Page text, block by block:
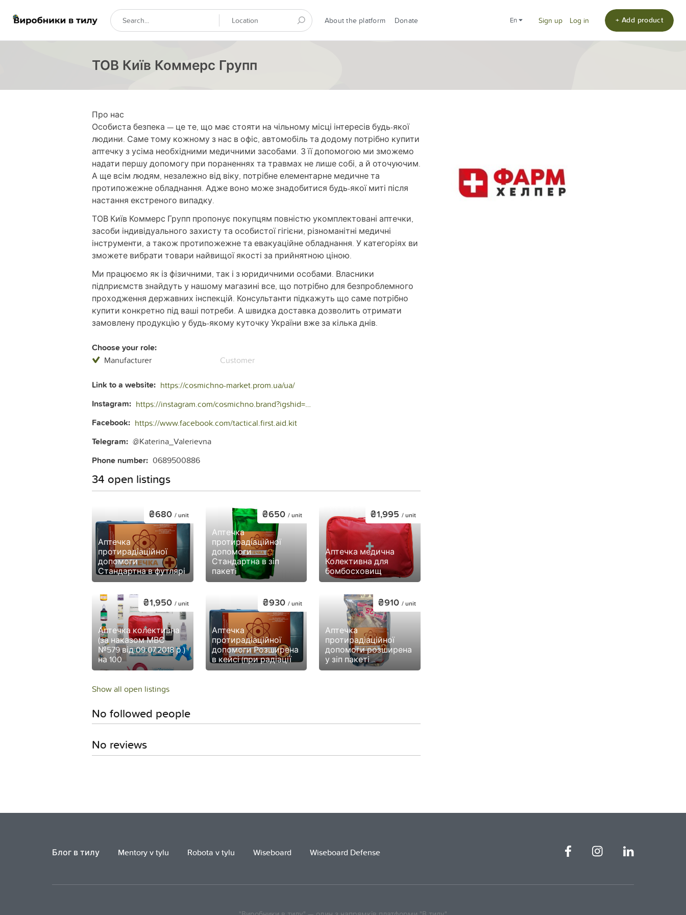
About the platform Donate en Sign up Log in + Add product
ТОВ Київ Коммерс Групп
Про нас
Особиста безпека — це те, що має стояти на чільному місці інтересів будь-якої
людини. Саме тому кожному з нас в офіс, автомобіль та додому потрібно купити
аптечку з усіма необхідними медичними засобами. З її допомогою ми зможемо
надати першу допомогу при пораненнях та травмах не лише собі, а й оточуючим.
А ще всім людям, незалежно від віку, потрібне елементарне медичне та
протипожежне обладнання. Адже воно може знадобитися будь-якої миті після
настання екстреного випадку.
ТОВ Київ Коммерс Групп пропонує покупцям повністю укомплектовані аптечки,
засоби індивідуального захисту та особистої гігієни, різноманітні медичні
інструменти, а також протипожежне та евакуаційне обладнання. У категоріях ви
зможете вибрати товари найвищої якості за прийнятною ціною.
Ми працюємо як із фізичними, так і з юридичними особами. Власники
підприємств знайдуть у нашому магазині все, що потрібно для безпроблемного
проходження державних інспекцій. Консультанти підкажуть що саме потрібно
купити конкретно під ваші потреби. А швидка доставка дозволить отримати
замовлену продукцію у будь-якому куточку України вже за кілька днів.
Choose your role:
Manufacturer Customer
Link to a website: https://cosmichno-market.prom.ua/ua/
Instagram: https://instagram.com/cosmichno.brand?igshid=NDRkN2NkYzU=
Facebook: https://www.facebook.com/tactical.first.aid.kit
Telegram: @Katerina_Valerievna
Phone number: 0689500886
34 open listings
Аптечка
протирадіаційної
допомоги
Стандартна в футлярі
₴680 / unit
Аптечка
протирадіаційної
допомоги
Стандартна в зіп
пакеті
₴650/ unit
Аптечка медична
Колективна для
бомбосховищ
₴1,995 / unit
Аптечка колективна
(за наказом МВС
№579 від 09.07.2018 р.)
на 100
₴1,950 / unit
Аптечка
протирадіаційної
допомоги Розширена
в кейсі (при радіації
₴930/ unit
Аптечка
протирадіаційної
допомоги розширена
у зіп пакеті
₴910 / unit
Show all open listings
No followed people
No reviews
Блог в тилу Mentory v tylu Robota v tylu Wiseboard Wiseboard Defense